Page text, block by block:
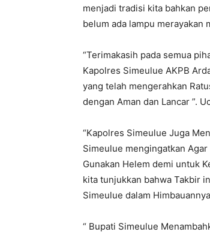
menjadi tradisi kita bahkan
belum ada lampu merayakan
“Terimakasih pada semua
Kapolres Simeulue AKPB
yang telah mengerahkan
dengan Aman dan Lancar ”.
“Kapolres Simeulue Juga
Simeulue mengingatkan
Gunakan Helem demi untuk
kita tunjukkan bahwa Takbir
Simeulue dalam
“ Bupati Simeulue